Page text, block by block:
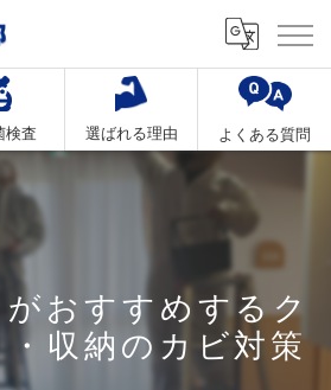
検査 選ばれる理由 よくある質問
おすすめするク
・収納のカビ対策